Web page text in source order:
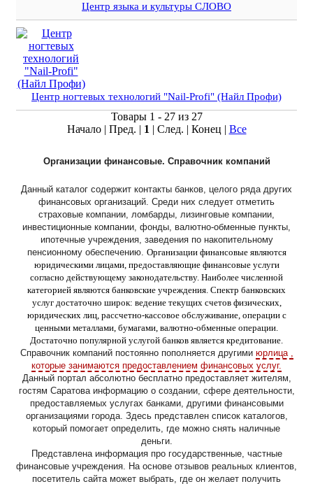
Центр языка и культуры СЛОВО
Центр ногтевых технологий "Nail-Profi" (Найл Профи)
Товары 1 - 27 из 27
Начало | Пред. | 1| След. | Конец Все
Организации финансовые. Справочник компаний
Данный каталог содержит контакты банков, целого ряда других
финансовых организаций. Среди них следует отметить
страховые компании, ломбарды, лизинговые компании,
инвестиционные компании, фонды, валютно-обменные пункты,
ипотечные учреждения, заведения по накопительному
пенсионному обеспечению. Организации финансовые являются
юридическими лицами, предоставляющие финансовые услуги
согласно действующему законодательству. Наиболее численной
категорией являются банковские учреждения. Спектр банковских
услуг достаточно широк: ведение текущих счетов физических,
юридических лиц, рассчетно-кассовое обслуживание, операции с
ценными металлами, бумагами, валютно-обменные операции.
Достаточно популярной услугой банков является кредитование.
Справочник компаний постоянно пополняется другими юрлица ,
которые занимаются предоставлением финансовых услуг.
Данный портал абсолютно бесплатно предоставляет жителям,
гостям Саратова информацию о создании, сфере деятельности,
предоставляемых услугах банками, другими финансовыми
организациями города. Здесь представлен список каталогов,
который помогает определить, где можно снять наличные
деньги.
Представлена информация про государственные, частные
финансовые учреждения. На основе отзывов реальных клиентов,
посетитель сайта может выбрать, где он желает получить